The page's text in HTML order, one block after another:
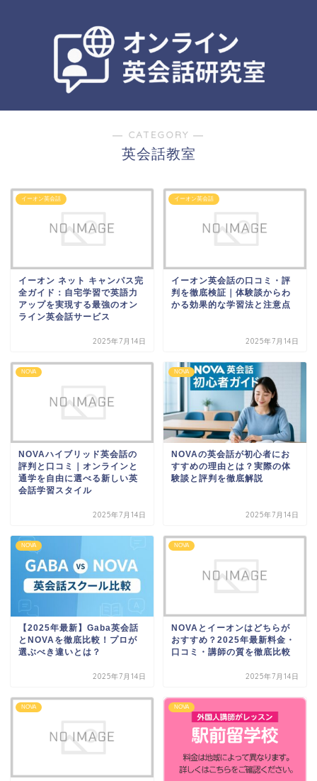
― CATEGORY ―
英会話教室
イーオン英会話
イーオン ネット キャンパス完
全ガイド：自宅学習で英語力
アップを実現する最強のオン
ライン英会話サービス
2025年7月14日
イーオン英会話
イーオン英会話の口コミ・評
判を徹底検証｜体験談からわ
かる効果的な学習法と注意点
2025年7月14日
NOVA
NOVAハイブリッド英会話の
評判と口コミ｜オンラインと
通学を自由に選べる新しい英
会話学習スタイル
2025年7月14日
NOVA
NOVAの英会話が初心者にお
すすめの理由とは？実際の体
験談と評判を徹底解説
2025年7月14日
NOVA
【2025年最新】Gaba英会話
とNOVAを徹底比較！プロが
選ぶべき違いとは？
2025年7月14日
NOVA
NOVAとイーオンはどちらが
おすすめ？2025年最新料金・
口コミ・講師の質を徹底比較
2025年7月14日
NOVA NOVA